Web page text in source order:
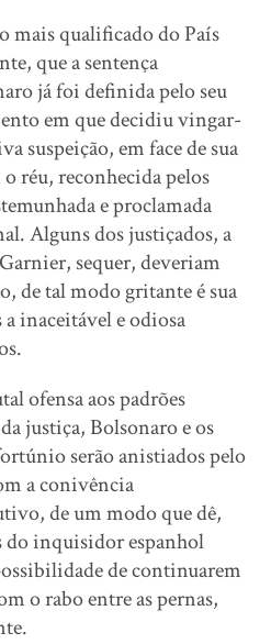
qualificado do País
que a sentença
já foi definida pelo seu
em que decidiu vingar-
suspeição, em face de sua
réu, reconhecida pelos
e proclamada
Alguns dos justiçados, a
sequer, deveriam
de tal modo gritante é sua
inaceitável e odiosa
aos padrões
justiça, Bolsonaro e os
serão anistiados pelo
a conivência
de um modo que dê,
do inquisidor espanhol
de continuarem
o rabo entre as pernas,